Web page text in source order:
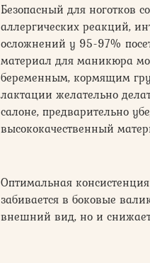
Безопасный для ноготков
аллергических реакций,
осложнений у 95-97%
материал для маникюра
беременным, кормящим
лактации желательно
салоне, предварительно
высококачественный
Оптимальная
забивается в боковые
внешний вид, но и снижает